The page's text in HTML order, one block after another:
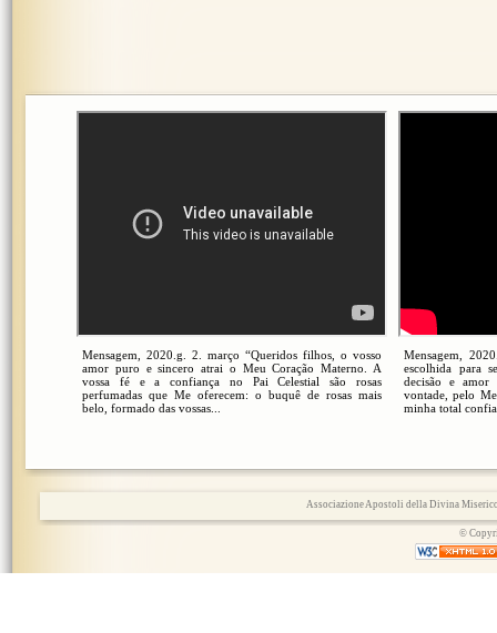
Mensagem, 2020.g. 2. março “Queridos filhos, o vosso
amor puro e sincero atrai o Meu Coração Materno. A
vossa fé e a confiança no Pai Celestial são rosas
perfumadas que Me oferecem: o buquê de rosas mais
belo, formado das vossas...
Mensagem,
escolhida para
decisão e
vontade, pelo
minha total
Associazione Apostoli della Divina
©